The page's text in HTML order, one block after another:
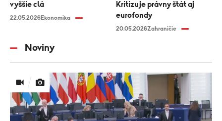
vyššie clá
22.05.2026Ekonomika
Kritizuje právny štát aj
eurofondy
20.05.2026Zahraničie
Noviny